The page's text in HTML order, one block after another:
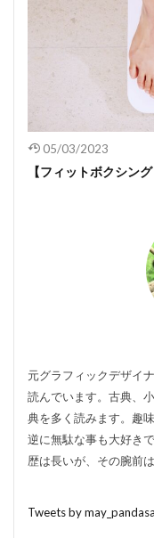
05/03/2023
【フィットボクシン
元グラフィックデザイ
読んでいます。古典、
典を多く読みます。趣
逆に無駄な事も大好き
歴は長いが、その腕前
Tweets by